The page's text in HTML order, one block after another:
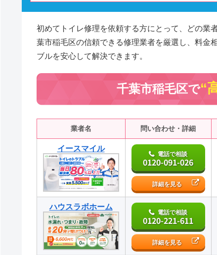
初めてトイレ修理を依頼する方にとって、どの業
葉市稲毛区の信頼できる修理業者を厳選し、料金
ブルを安心して解決できます。
千葉市稲毛区で“
業者名 問い合わせ・詳細
イースマイル
電話で相談
0120-091-026
詳細を見る
ハウスラボホーム
電話で相談
0120-221-611
詳細を見る